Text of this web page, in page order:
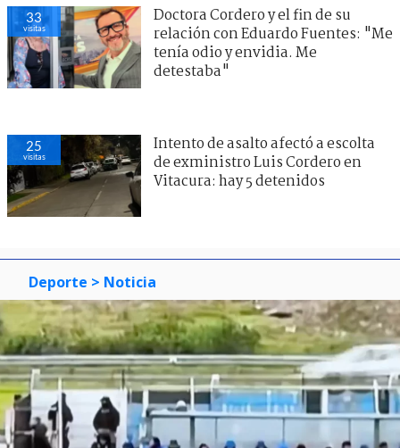
33
visitas
Doctora Cordero y el fin de su
relación con Eduardo Fuentes: "Me
tenía odio y envidia. Me
detestaba"
25
visitas
Intento de asalto afectó a escolta
de exministro Luis Cordero en
Vitacura: hay 5 detenidos
Deporte > Noticia